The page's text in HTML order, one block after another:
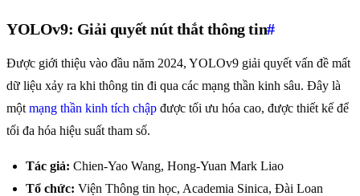
YOLOv9: Giải quyết nút thắt thông tin#
Được giới thiệu vào đầu năm 2024, YOLOv9 giải quyết vấn đề mất
dữ liệu xảy ra khi thông tin đi qua các mạng thần kinh sâu. Đây là
một mạng thần kinh tích chập được tối ưu hóa cao, được thiết kế để
tối đa hóa hiệu suất tham số.
Tác giả: Chien-Yao Wang, Hong-Yuan Mark Liao
Tổ chức: Viện Thông tin học, Academia Sinica, Đài Loan